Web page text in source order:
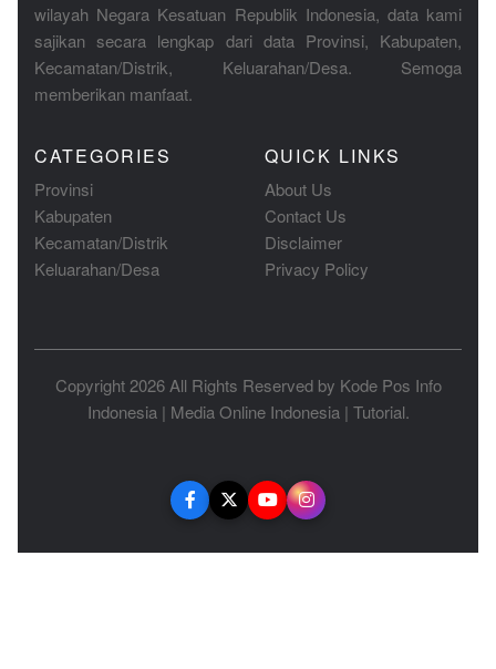
wilayah Negara Kesatuan Republik Indonesia, data kami
sajikan secara lengkap dari data Provinsi, Kabupaten,
Kecamatan/Distrik, Keluarahan/Desa. Semoga
memberikan manfaat.
CATEGORIES
Provinsi
Kabupaten
Kecamatan/Distrik
Keluarahan/Desa
QUICK LINKS
About Us
Contact Us
Disclaimer
Privacy Policy
Copyright 2026 All Rights Reserved by Kode Pos Info
Indonesia| Media Online Indonesia| Tutorial.